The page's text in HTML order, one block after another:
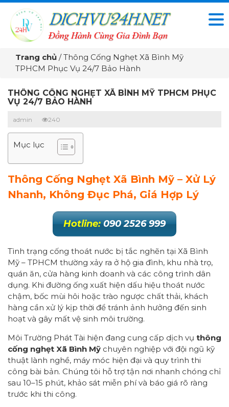
Trang chủ /Thông Cống Nghẹt Xã Bình Mỹ
TPHCM Phục Vụ 24/7 Bảo Hành
THÔNG CỐNG NGHẸT XÃ BÌNH MỸ TPHCM PHỤC
VỤ 24/7 BẢO HÀNH
admin 240
Mục lục
Thông Cống Nghẹt Xã Bình Mỹ – Xử Lý
Nhanh, Không Đục Phá, Giá Hợp Lý
Hotline: 090 2526 999
Tình trạng cống thoát nước bị tắc nghẽn tại Xã Bình
Mỹ – TPHCM thường xảy ra ở hộ gia đình, khu nhà trọ,
quán ăn, cửa hàng kinh doanh và các công trình dân
dụng. Khi đường ống xuất hiện dấu hiệu thoát nước
chậm, bốc mùi hôi hoặc trào ngược chất thải, khách
hàng cần xử lý kịp thời để tránh ảnh hưởng đến sinh
hoạt và gây mất vệ sinh môi trường.
Môi Trường Phát Tài hiện đang cung cấp dịch vụ thông
cống nghẹt Xã Bình Mỹ chuyên nghiệp với đội ngũ kỹ
thuật lành nghề, máy móc hiện đại và quy trình thi
công bài bản. Chúng tôi hỗ trợ tận nơi nhanh chóng chỉ
sau 10–15 phút, khảo sát miễn phí và báo giá rõ ràng
trước khi thi công.